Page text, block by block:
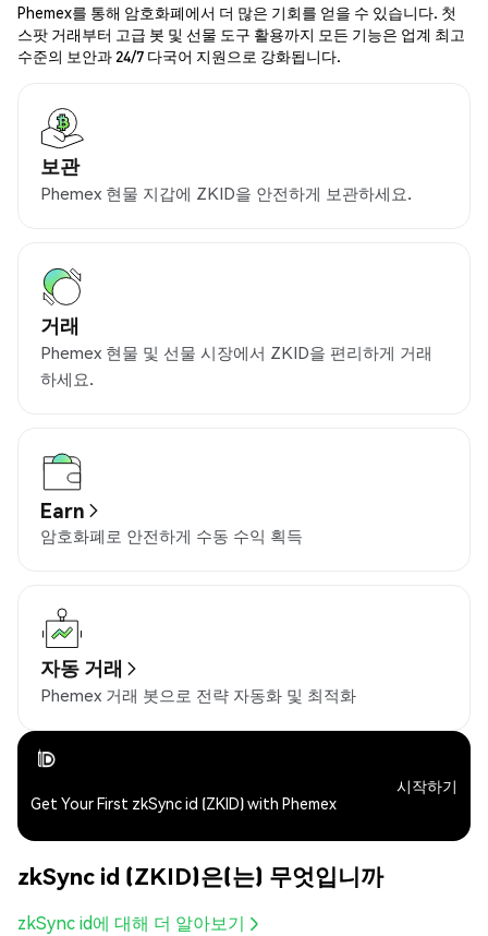
Phemex를 통해 암호화폐에서 더 많은 기회를 얻을 수 있습니다. 첫
스팟 거래부터 고급 봇 및 선물 도구 활용까지 모든 기능은 업계 최고
수준의 보안과 24/7 다국어 지원으로 강화됩니다.
보관
Phemex 현물 지갑에 ZKID을 안전하게 보관하세요.
거래
Phemex 현물 및 선물 시장에서 ZKID을 편리하게 거래
하세요.
Earn
암호화폐로 안전하게 수동 수익 획득
자동 거래
Phemex 거래 봇으로 전략 자동화 및 최적화
Get Your First zkSync id (ZKID) with Phemex
시작하기
zkSync id (ZKID)은(는) 무엇입니까
zkSync id에 대해 더 알아보기